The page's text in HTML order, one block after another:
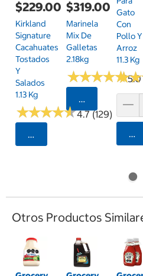
$229.00
Kirkland
Signature
Cacahuates
Tostados
Y
Salados
1.13 Kg
★★★★★
★★★★★4.7 (129)
Seleccionar Código Postal
$319.00
Marinela
Mix De
Galletas
2.18kg
★★★★★
★★★★★5.0
Seleccionar
Gato
Con
Pollo Y
Arroz
11.3 Kg
★★
★★
Otros Productos